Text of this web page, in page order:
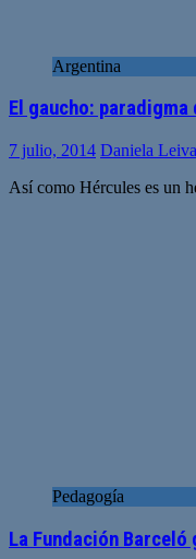
Argentina
El gaucho:
7 julio, 2014 Daniela
Así como Hércules es un
Pedagogía
La Fundación Barceló